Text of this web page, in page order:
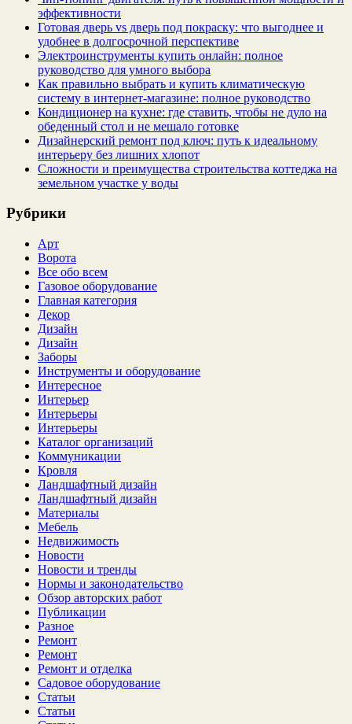
эффективности
Готовая дверь vs дверь под покраску: что выгоднее и
удобнее в долгосрочной перспективе
Электроинструменты купить онлайн: полное
руководство для умного выбора
Как правильно выбрать и купить климатическую
систему в интернет‑магазине: полное руководство
Кондиционер на кухне: где ставить, чтобы не дуло на
обеденный стол и не мешало готовке
Дизайнерский ремонт под ключ: путь к идеальному
интерьеру без лишних хлопот
Сложности и преимущества строительства коттеджа на
земельном участке у воды
Рубрики
Арт
Ворота
Все обо всем
Газовое оборудование
Главная категория
Декор
Дизайн
Дизайн
Заборы
Инструменты и оборудование
Интересное
Интерьер
Интерьеры
Интерьеры
Каталог организаций
Коммуникации
Кровля
Ландшафтный дизайн
Ландшафтный дизайн
Материалы
Мебель
Недвижимость
Новости
Новости и тренды
Нормы и законодательство
Обзор авторских работ
Публикации
Разное
Ремонт
Ремонт
Ремонт и отделка
Садовое оборудование
Статьи
Статьи